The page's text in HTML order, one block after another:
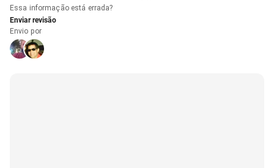
Michael Dimitrios Goulos
Essa informação está errada?
Enviar revisão
Envio por